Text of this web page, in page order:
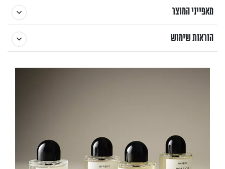
מאפייני המוצר
הוראות שימוש